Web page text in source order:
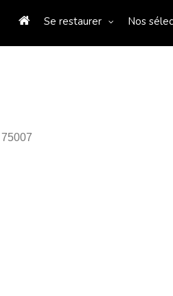
Se restaurer Nos